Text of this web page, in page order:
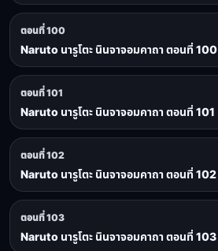
ตอนที่ 100
Naruto นารูโตะ นินจาจอมคาถา ตอนที่ 100
ตอนที่ 101
Naruto นารูโตะ นินจาจอมคาถา ตอนที่ 101
ตอนที่ 102
Naruto นารูโตะ นินจาจอมคาถา ตอนที่ 102
ตอนที่ 103
Naruto นารูโตะ นินจาจอมคาถา ตอนที่ 103